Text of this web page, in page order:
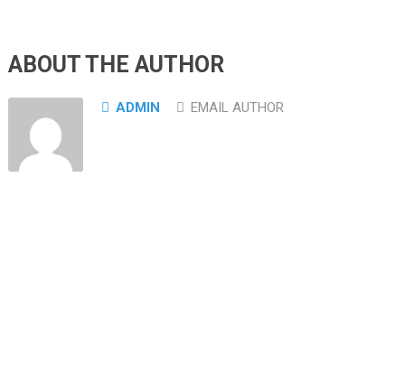
ABOUT THE AUTHOR
ADMIN EMAIL AUTHOR